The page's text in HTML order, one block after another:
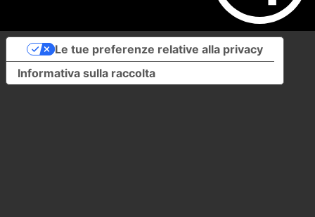
Informativa sulla raccolta
Le tue preferenze relative alla privacy